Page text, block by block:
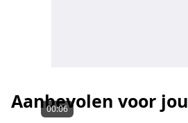
Aanbevolen voor jou
00:06